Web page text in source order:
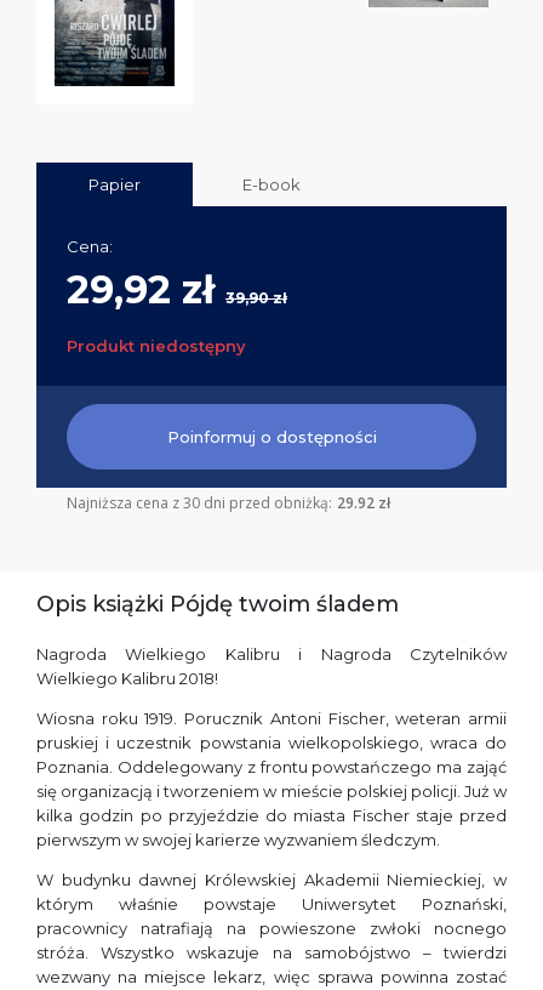
Papier E-book
Cena:
29,92 zł 39,90 zł
Produkt niedostępny
Poinformuj o dostępności
Najniższa cena z 30 dni przed obniżką: 29.92 zł
Opis książki Pójdę twoim śladem
Nagroda Wielkiego Kalibru i Nagroda Czytelników
Wielkiego Kalibru 2018!
Wiosna roku 1919. Porucznik Antoni Fischer, weteran armii
pruskiej i uczestnik powstania wielkopolskiego, wraca do
Poznania. Oddelegowany z frontu powstańczego ma zająć
się organizacją i tworzeniem w mieście polskiej policji. Już w
kilka godzin po przyjeździe do miasta Fischer staje przed
pierwszym w swojej karierze wyzwaniem śledczym.
W budynku dawnej Królewskiej Akademii Niemieckiej, w
którym właśnie powstaje Uniwersytet Poznański,
pracownicy natrafiają na powieszone zwłoki nocnego
stróża. Wszystko wskazuje na samobójstwo – twierdzi
wezwany na miejsce lekarz, więc sprawa powinna zostać